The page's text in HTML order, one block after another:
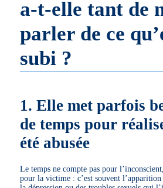
a-t-elle tant de
parler de ce
subi ?
1. Elle met parfois
de temps pour
été abusée
Le temps ne compte pas pour
pour la victime : c’est souvent